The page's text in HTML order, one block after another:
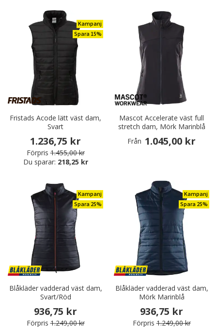
Kampanj
Spara 15%
Fristads Acode lätt väst dam,
Svart
1.236,75 kr
Förpris 1.455,00 kr
Du sparar: 218,25 kr
Mascot Accelerate väst full
stretch dam, Mörk Marinblå
Från 1.045,00 kr
Kampanj
Spara 25%
Blåkläder vadderad väst dam,
Svart/Röd
936,75 kr
Förpris 1.249,00 kr
Kampanj
Spara 25%
Blåkläder vadderad väst dam,
Mörk Marinblå
936,75 kr
Förpris 1.249,00 kr